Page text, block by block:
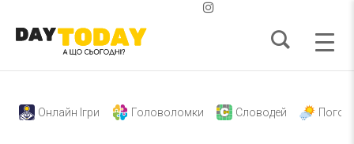
Онлайн Ігри Головоломки Словодей